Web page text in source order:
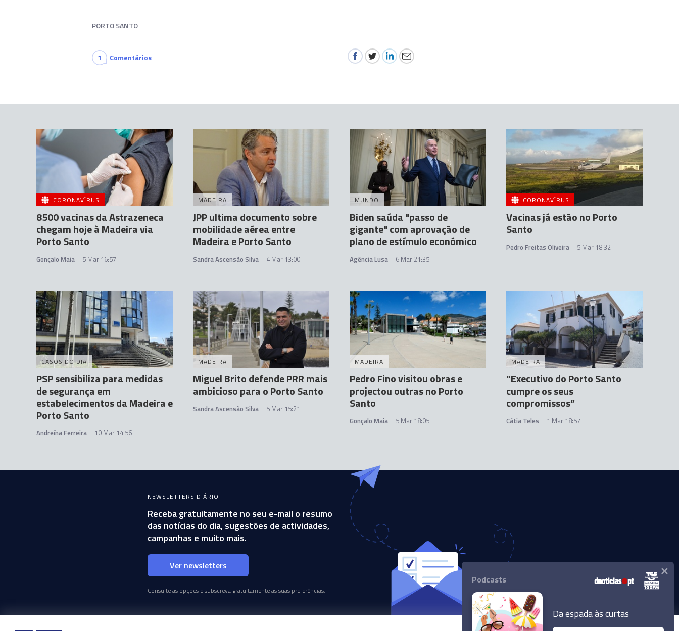
PORTO SANTO
1 Comentários
CORONAVÍRUS
8500 vacinas da Astrazeneca
chegam hoje à Madeira via
Porto Santo
Gonçalo Maia 5 Mar 16:57
MADEIRA
JPP ultima documento sobre
mobilidade aérea entre
Madeira e Porto Santo
Sandra Ascensão Silva 4 Mar 13:00
MUNDO
Biden saúda "passo de
gigante" com aprovação de
plano de estímulo económico
Agência Lusa 6 Mar 21:35
CORONAVÍRUS
Vacinas já estão no Porto
Santo
Pedro Freitas Oliveira 5 Mar 18:32
CASOS DO DIA
PSP sensibiliza para medidas
de segurança em
estabelecimentos da Madeira e
Porto Santo
Andreína Ferreira 10 Mar 14:56
MADEIRA
Miguel Brito defende PRR mais
ambicioso para o Porto Santo
Sandra Ascensão Silva 5 Mar 15:21
MADEIRA
Pedro Fino visitou obras e
projectou outras no Porto
Santo
Gonçalo Maia 5 Mar 18:05
MADEIRA
“Executivo do Porto Santo
cumpre os seus
compromissos”
Cátia Teles 1 Mar 18:57
NEWSLETTERS DIÁRIO
Receba gratuitamente no seu e-mail o resumo
das notícias do dia, sugestões de actividades,
campanhas e muito mais.
Ver newsletters
Consulte as opções e subscreva gratuitamente as suas preferências.
Podcasts
Da espada às curtas
×